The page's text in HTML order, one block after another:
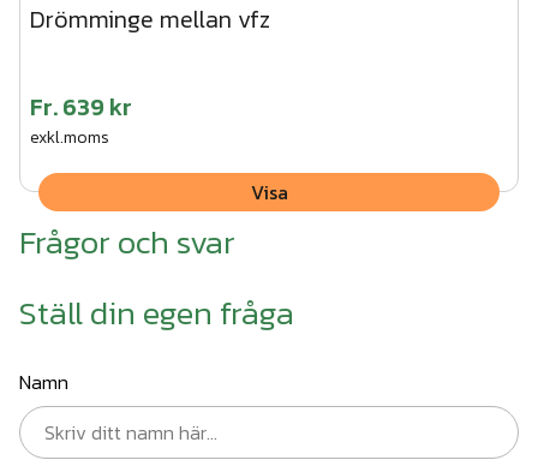
Drömminge mellan vfz
Fr.639 kr
exkl.moms
Visa
Frågor och svar
Ställ din egen fråga
Namn